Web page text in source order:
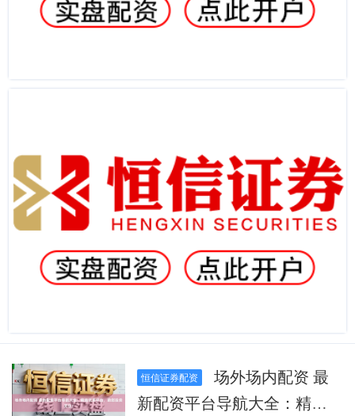
恒信证券配资
场外场内配资 最
新配资平台导航大全：精选